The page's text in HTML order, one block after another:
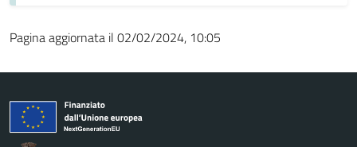
Pagina aggiornata il 02/02/2024, 10:05